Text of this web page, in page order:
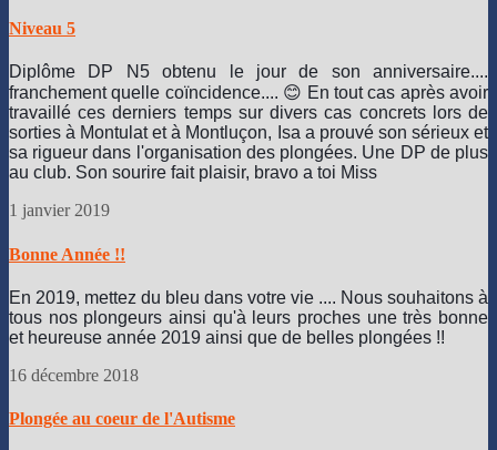
Niveau 5
Diplôme DP N5 obtenu le jour de son anniversaire....
franchement quelle coïncidence.... 😊 En tout cas après avoir
travaillé ces derniers temps sur divers cas concrets lors de
sorties à Montulat et à Montluçon, Isa a prouvé son sérieux et
sa rigueur dans l'organisation des plongées. Une DP de plus
au club. Son sourire fait plaisir, bravo a toi Miss
1 janvier 2019
Bonne Année !!
En 2019, mettez du bleu dans votre vie .... Nous souhaitons à
tous nos plongeurs ainsi qu'à leurs proches une très bonne
et heureuse année 2019 ainsi que de belles plongées !!
16 décembre 2018
Plongée au coeur de l'Autisme